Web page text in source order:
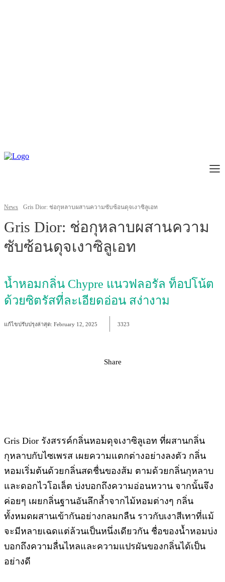
News Gris Dior: ช่อกุหลาบผสานความซับซ้อนดุจเงาซิลูเอท
Gris Dior: ช่อกุหลาบผสานความ
ซับซ้อนดุจเงาซิลูเอท
น้ำหอมกลิ่น Chypre แนวฟลอรัล ท็อปโน้ต
ด้วยซิตรัสที่ละเอียดอ่อน สง่างาม
แก้ไขปรับปรุงล่าสุด: February 12, 2025 3323
Share
Gris Dior รังสรรค์กลิ่นหอมดุจเงาซิลูเอท ที่ผสานกลิ่น
กุหลาบกับไซเพรส เผยความแตกต่างอย่างลงตัว กลิ่น
หอมเริ่มต้นด้วยกลิ่นสดชื่นของส้ม ตามด้วยกลิ่นกุหลาบ
และดอกไวโอเล็ต บ่งบอกถึงความอ่อนหวาน จากนั้นจึง
ค่อยๆ เผยกลิ่นฐานอันลึกล้ำจากไม้หอมต่างๆ กลิ่น
ทั้งหมดผสานเข้ากันอย่างกลมกลืน ราวกับเงาสีเทาที่แม้
จะมีหลายเฉดแต่ล้วนเป็นหนึ่งเดียวกัน ชื่อของน้ำหอมบ่ง
บอกถึงความลื่นไหลและความแปรผันของกลิ่นได้เป็น
อย่างดี